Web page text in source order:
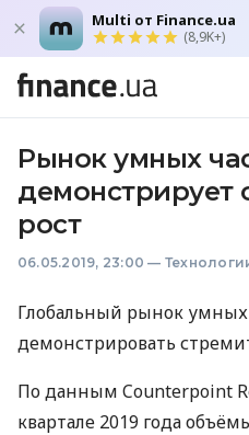
Multi от Finance.ua
(8,9K+)
Рынок умных
демонстрирует
рост
06.05.2019, 23:00 —
Глобальный рынок
демонстрировать
По данным Counterpoint
квартале 2019 года